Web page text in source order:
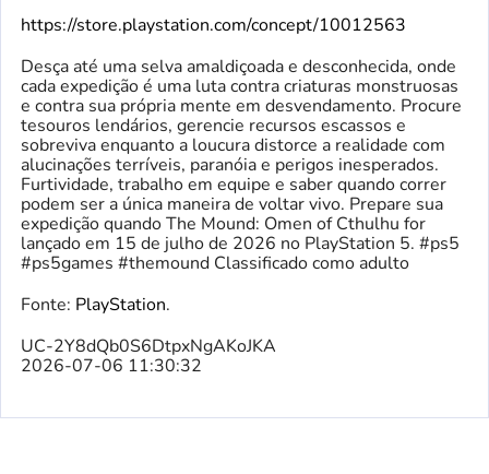
https://store.playstation.com/concept/10012563
Desça até uma selva amaldiçoada e desconhecida, onde
cada expedição é uma luta contra criaturas monstruosas
e contra sua própria mente em desvendamento. Procure
tesouros lendários, gerencie recursos escassos e
sobreviva enquanto a loucura distorce a realidade com
alucinações terríveis, paranóia e perigos inesperados.
Furtividade, trabalho em equipe e saber quando correr
podem ser a única maneira de voltar vivo. Prepare sua
expedição quando The Mound: Omen of Cthulhu for
lançado em 15 de julho de 2026 no PlayStation 5. #ps5
#ps5games #themound Classificado como adulto
Fonte: PlayStation.
UC-2Y8dQb0S6DtpxNgAKoJKA
2026-07-06 11:30:32